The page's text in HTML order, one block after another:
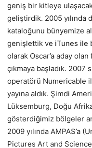
geniş bir kitleye ulaşacak
geliştirdik. 2005 yılında
kataloğunu bünyemize
genişlettik ve iTunes ile
olarak Oscar’a aday
çıkmaya başladık. 2007
operatörü Numericable
yayına aldık. Şimdi
Lüksemburg, Doğu
gösterdiğimiz bölgeler
2009 yılında AMPAS’a
Pictures Art and